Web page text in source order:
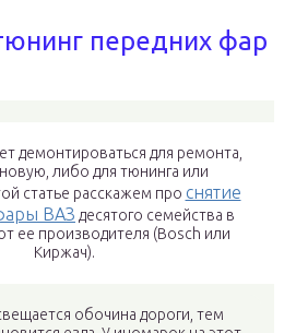
передних фар
демонтироваться для ремонта,
либо для тюнинга или
статье расскажем про снятие
ВАЗ десятого семейства в
ее производителя (Bosch или
Киржач).
обочина дороги, тем